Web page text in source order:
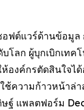
ฟต์แวร์ด้านข้อมูล
ลก ผู้บุกเบิกเทค
องค์กรตัดสินใจได้
ช้ความก้าวหน้าล่
ฐ์ แพลตฟอร์ม